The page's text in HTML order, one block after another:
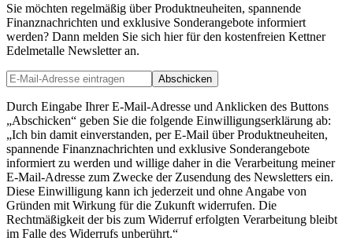
Sie möchten regelmäßig über Produktneuheiten, spannende
Finanznachrichten und exklusive Sonderangebote informiert
werden? Dann melden Sie sich hier für den kostenfreien Kettner
Edelmetalle Newsletter an.
Abschicken
Durch Eingabe Ihrer E-Mail-Adresse und Anklicken des Buttons
„Abschicken“ geben Sie die folgende Einwilligungserklärung ab:
„Ich bin damit einverstanden, per E-Mail über Produktneuheiten,
spannende Finanznachrichten und exklusive Sonderangebote
informiert zu werden und willige daher in die Verarbeitung meiner
E-Mail-Adresse zum Zwecke der Zusendung des Newsletters ein.
Diese Einwilligung kann ich jederzeit und ohne Angabe von
Gründen mit Wirkung für die Zukunft widerrufen. Die
Rechtmäßigkeit der bis zum Widerruf erfolgten Verarbeitung bleibt
im Falle des Widerrufs unberührt.“